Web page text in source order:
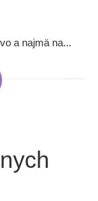
a najmä na...